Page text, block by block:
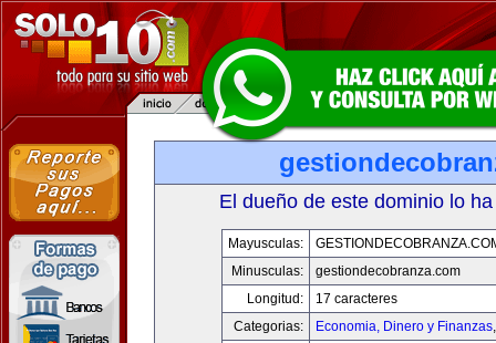
El dueño de este dominio lo
Mayusculas:
Minusculas:
gestiondecobranza.com
Longitud:
17 caracteres
Categorias:
Economia, Dinero y Finanzas